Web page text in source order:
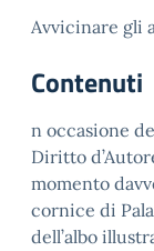
Avvicinare gli
Contenuti
n occasione
Diritto
momento
cornice di
dell’albo